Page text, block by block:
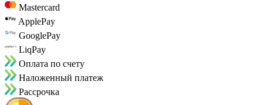
Mastercard
ApplePay
GooglePay
LiqPay
Оплата по счету
Наложенный платеж
Рассрочка